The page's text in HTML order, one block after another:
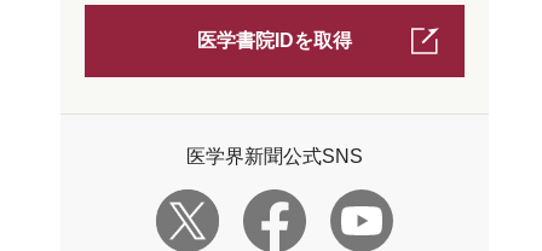
医学書院IDを取得
医学界新聞公式SNS